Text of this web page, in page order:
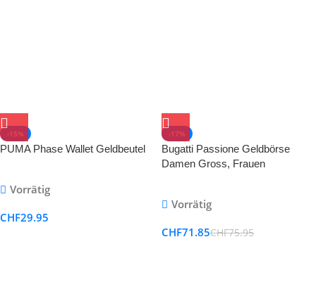
-15%
PUMA Phase Wallet Geldbeutel
Vorrätig
CHF29.95
-17%
Bugatti Passione Geldbörse
Damen Gross, Frauen
Langbörse Portemonnaie im
Vorrätig
CHF71.85CHF75.95